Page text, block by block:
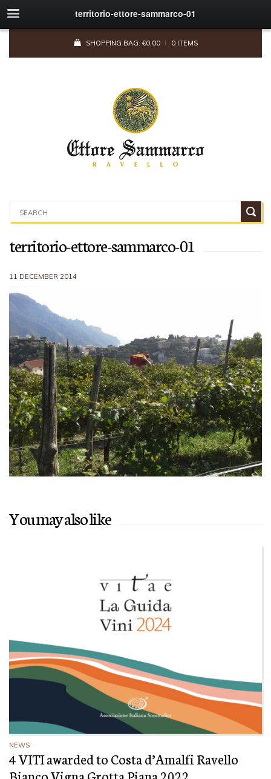
territorio-ettore-sammarco-01
SHOPPING BAG: €0,00 0 ITEMS
territorio-ettore-sammarco-01
11 DECEMBER 2014
You may also like
NEWS
4 VITI awarded to Costa d’Amalfi Ravello